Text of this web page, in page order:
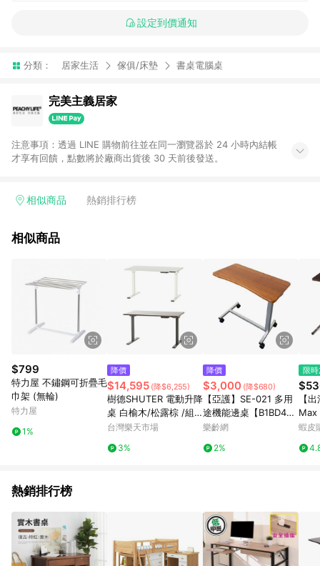
設定到價通知
分類： 居家生活 傢俱/床墊 書桌電腦桌
完美主義居家
注意事項：透過 LINE 購物前往並在同一瀏覽器於 24 小時內結帳
才享有回饋，點數將於廠商出貨後 30 天前後發送。
相似商品 熱銷排行榜
相似商品
$799
特力屋 不鏽鋼可折疊毛
巾架 (無輪)
特力屋
1%
降價
$14,595 (降$6,255)
樹德SHUTER 電動升降
桌 白榆木/松露棕 /組 E
LD-4851【APP滿額下
高1500點)】8/31止
台灣樂天市場
3%
降價
$3,000 (降$680)
【亞護】SE-021 多用
途機能邊桌【B1BD440
9BRN0000】
樂齡網
2%
限
【
Max
桌,
蝦皮
熱銷排行榜